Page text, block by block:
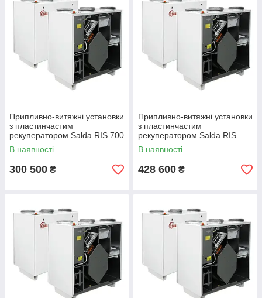
Припливно-витяжні установки
з пластинчастим
рекуператором Salda RIS 700
VE EKO 3.0
В наявності
300 500 ₴
Припливно-витяжні установки
з пластинчастим
рекуператором Salda RIS
1200 VE EKO 3.0
В наявності
428 600 ₴